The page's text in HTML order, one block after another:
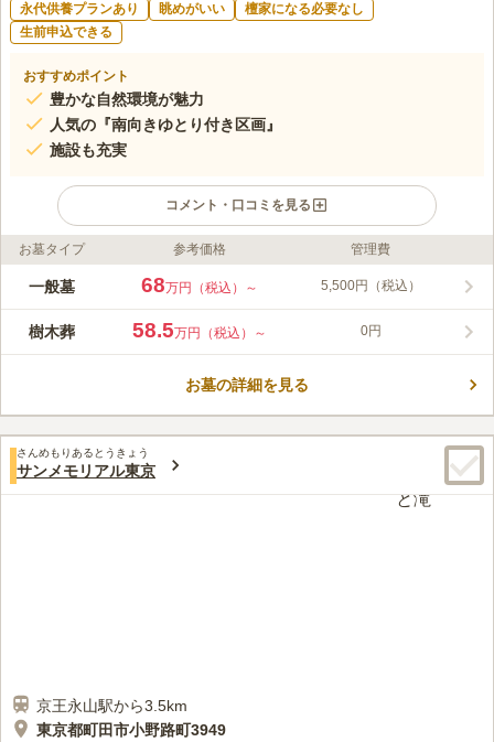
永代供養プランあり 眺めがいい
檀家になる必要なし
生前申込できる
おすすめポイント
豊かな自然環境が魅力
人気の『南向きゆとり付き区画』
施設も充実
コメント・口コミを見る
ライフドット編集部のコメント
園内では、23,000本を超す花木が植えられ四季折々の自然を楽し
ぞれ、バスと車でいける、アクセス良好な霊園です。歩道と車道
を分離した段差のないバリアフリー設計なので、ゆっくりお参り
できお墓のすぐそばで駐車することができます。霊園送迎バス・
みんなの評価
4.0 口コミ8件
70代男性
霊園には花や供物の売り場があるけれども食事ができるようなと
ころはない。法事の際には、ケータリングを利用すれば会食施設はある。
口コミの続きを読む
お墓タイプ 参考価格 管理費
一般墓 68万円（税込）～ 5,500円（税込）
樹木葬 58.5万円（税込）～ 0円
お墓の詳細を見る
さんめもりあるとうきょう
サンメモリアル東京
京王永山駅から3.5km
東京都町田市小野路町3949